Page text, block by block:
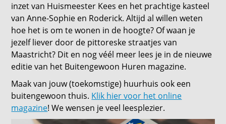
inzet van Huismeester Kees en het prachtige kasteel
van Anne-Sophie en Roderick. Altijd al willen weten
hoe het is om te wonen in de hoogte? Of waan je
jezelf liever door de pittoreske straatjes van
Maastricht? Dit en nog véél meer lees je in de nieuwe
editie van het Buitengewoon Huren magazine.
Maak van jouw (toekomstige) huurhuis ook een
buitengewoon thuis. Klik hier voor het online
magazine! We wensen je veel leesplezier.